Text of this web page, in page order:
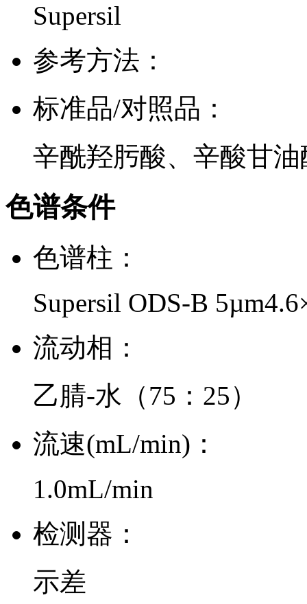
Supersil
参考方法：
标准品/对照品：
辛酰羟肟酸、辛酸甘
色谱条件
色谱柱：
Supersil ODS-B
流动相：
乙腈-水（75：25）
流速(mL/min)：
1.0mL/min
检测器：
示差